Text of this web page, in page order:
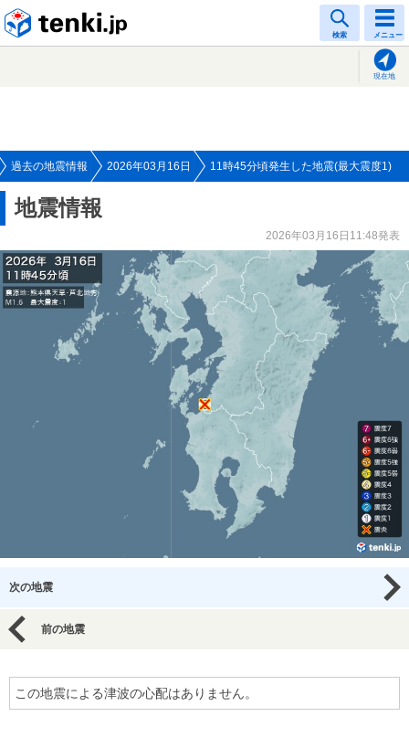
検索 メニュー
現在地
過去の地震情報 2026年03月16日 11時45分頃発生した地震(最大震度1)
地震情報
2026年03月16日11:48発表
次の地震
前の地震
この地震による津波の心配はありません。